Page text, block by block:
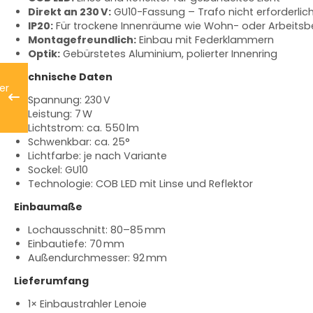
Direkt an 230 V: GU10-Fassung – Trafo nicht erforderlich
IP20: Für trockene Innenräume wie Wohn- oder
Montagefreundlich: Einbau mit Federklammern
Optik: Gebürstetes Aluminium, polierter Innenring
Technische Daten
Spannung: 230 V
Leistung: 7 W
Lichtstrom: ca. 550 lm
Schwenkbar: ca. 25°
Lichtfarbe: je nach Variante
Sockel: GU10
Technologie: COB LED mit Linse und Reflektor
Einbaumaße
Lochausschnitt: 80–85 mm
Einbautiefe: 70 mm
Außendurchmesser: 92 mm
Lieferumfang
1× Einbaustrahler Lenoie